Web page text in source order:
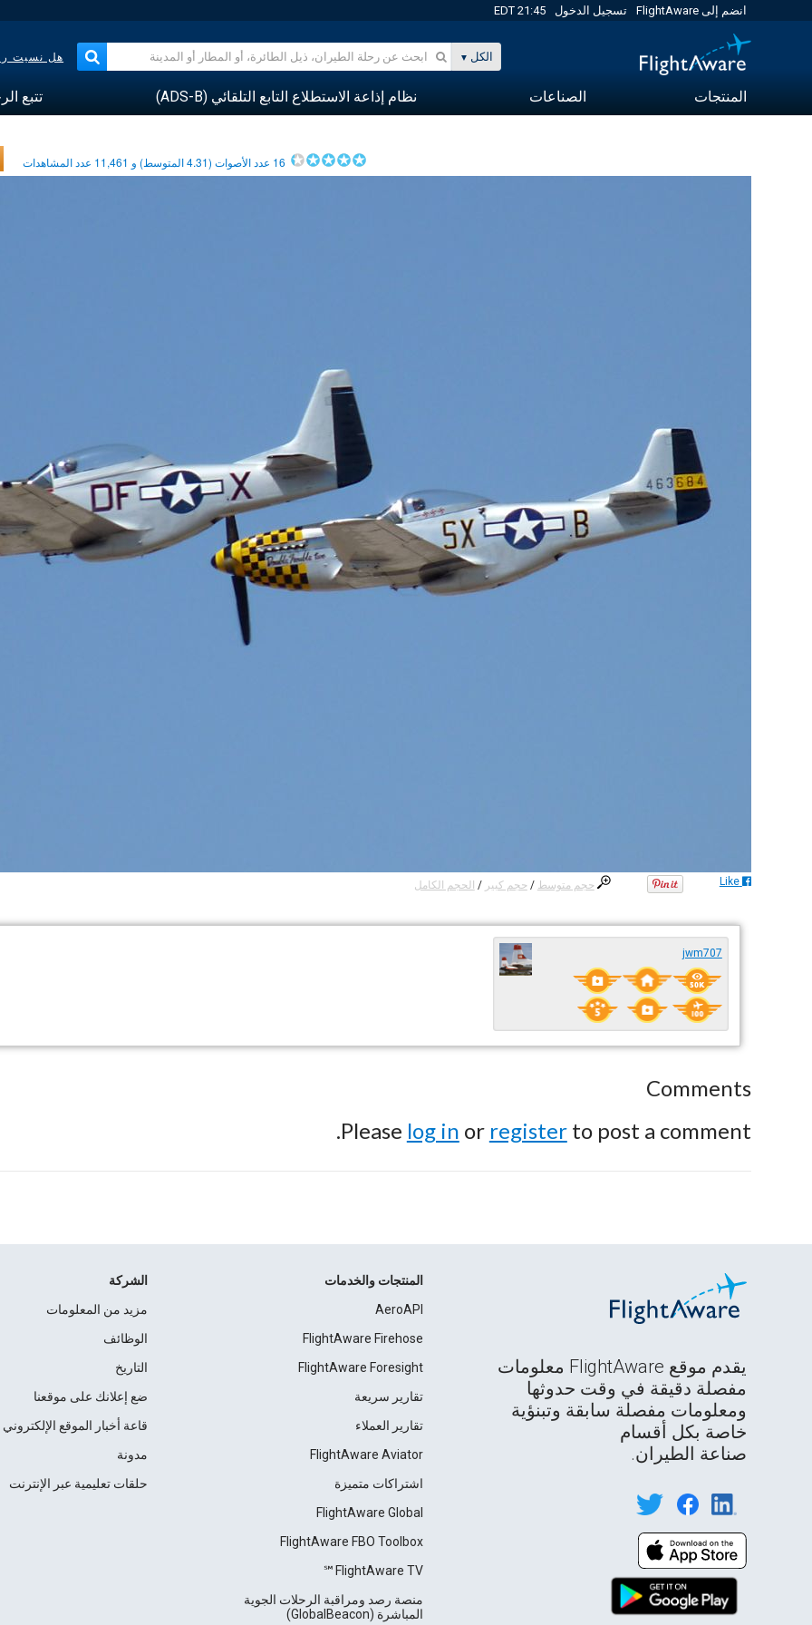
انضم إلى FlightAware تسجيل الدخول 21:45 EDT
الكل هل نسيت
المنتجات الصناعات نظام إذاعة الاستطلاع التابع التلقائي (ADS-B) تتبع
16 عدد الأصوات (4.31المتوسط) و 11,461 عدد المشاهدات
حجم متوسط / حجم كبير / الحجم الكامل Like
jwm707
Comments
Please log in or registerto post a comment.
يقدم موقع FlightAware معلومات
مفصلة دقيقة في وقت حدوثها
ومعلومات مفصلة سابقة وتبنؤية
خاصة بكل أقسام
صناعة الطيران.
المنتجات والخدمات
AeroAPI
FlightAware Firehose
FlightAware Foresight
تقارير سريعة
تقارير العملاء
FlightAware Aviator
اشتراكات متميزة
FlightAware Global
FlightAware FBO Toolbox
FlightAware TV℠
منصة رصد ومراقبة الرحلات الجوية
المباشرة (GlobalBeacon)
الشركة
مزيد من المعلومات
الوظائف
التاريخ
ضع إعلانك على موقعنا
قاعة أخبار الموقع الإلكتروني
مدونة
حلقات تعليمية عبر الإنترنت